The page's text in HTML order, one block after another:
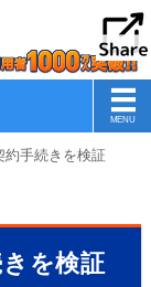
約手続きを検証
を検証